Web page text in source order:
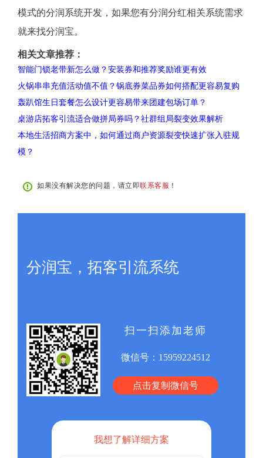
模式的分润系统开发，如果您有分润分红相关系统需求
就来找分润宝。
相关文章推荐：
智能门锁老带新怎么做？安装券和推荐奖励谁更有效
火锅串串充值活动值不值？锅底券菜品券如何搭配更容易复购
轰趴馆生日套餐怎么设计更容易带来团建包场订单？
桌游店拓客引流适合做拼局券吗？社群组局裂变效果解析
本地生活招商方案中，如何通过商户资源裂变快速扩张入驻规
模？
如果没有解决您的问题，请立即联系客服 ！
分润宝，拓客引流系统
扫一扫添加老师
微信号： 15959224512
点击复制微信号
我想了解详细方案